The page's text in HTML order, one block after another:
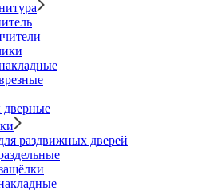
раздвижных дверей